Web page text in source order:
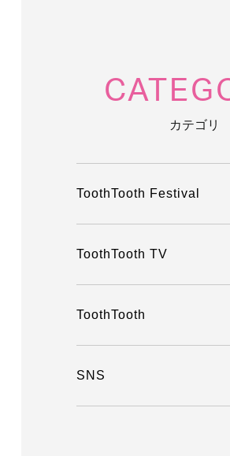
カテゴリ
ToothTooth Festival
ToothTooth TV
ToothTooth
SNS